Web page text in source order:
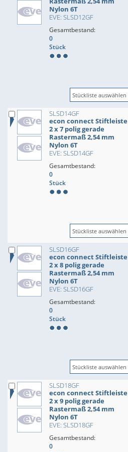
Nylon 6T
EVE: SLSD12GF
Gesamtbestand:
0
Stück
SLSD14GF
econ connect Stiftleiste
2 x 7 polig gerade
Rastermaß 2,54 mm
Nylon 6T
EVE: SLSD14GF
Gesamtbestand:
0
Stück
SLSD16GF
econ connect Stiftleiste
2 x 8 polig gerade
Rastermaß 2,54 mm
Nylon 6T
EVE: SLSD16GF
Gesamtbestand:
0
Stück
SLSD18GF
econ connect Stiftleiste
2 x 9 polig gerade
Rastermaß 2,54 mm
Nylon 6T
EVE: SLSD18GF
Gesamtbestand:
0